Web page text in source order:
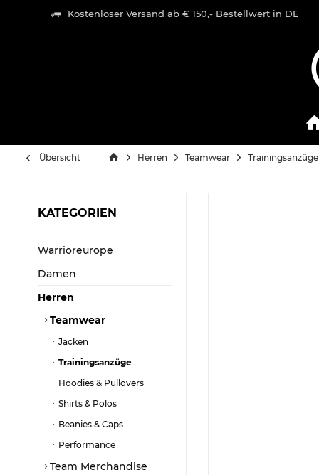
Kostenloser Versand ab € 150,- Bestellwert in DE
Übersicht Herren Teamwear Trainingsanzüge
KATEGORIEN
Warrioreurope
Damen
Herren
Teamwear
Jacken
Trainingsanzüge
Hoodies & Pullovers
Shirts & Polos
Beanies & Caps
Performance
Team Merchandise